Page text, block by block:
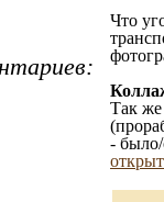
Что
Так же
- было/